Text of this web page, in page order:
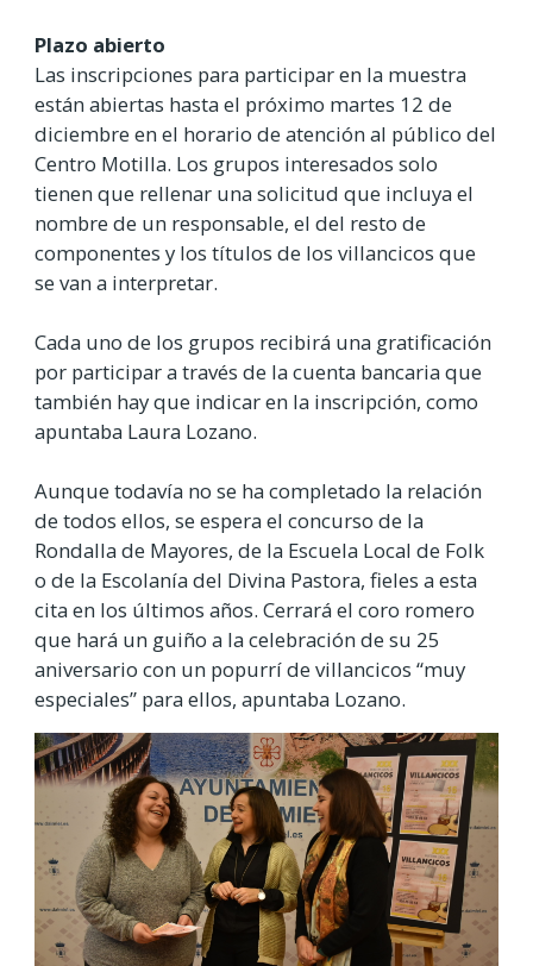
Plazo abierto
Las inscripciones para participar en la muestra
están abiertas hasta el próximo martes 12 de
diciembre en el horario de atención al público del
Centro Motilla. Los grupos interesados solo
tienen que rellenar una solicitud que incluya el
nombre de un responsable, el del resto de
componentes y los títulos de los villancicos que
se van a interpretar.
Cada uno de los grupos recibirá una gratificación
por participar a través de la cuenta bancaria que
también hay que indicar en la inscripción, como
apuntaba Laura Lozano.
Aunque todavía no se ha completado la relación
de todos ellos, se espera el concurso de la
Rondalla de Mayores, de la Escuela Local de Folk
o de la Escolanía del Divina Pastora, fieles a esta
cita en los últimos años. Cerrará el coro romero
que hará un guiño a la celebración de su 25
aniversario con un popurrí de villancicos “muy
especiales” para ellos, apuntaba Lozano.